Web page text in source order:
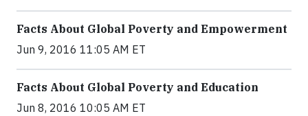
Facts About Global Poverty and Empowerment
Jun 9, 2016 11:05 AM ET
Facts About Global Poverty and Education
Jun 8, 2016 10:05 AM ET